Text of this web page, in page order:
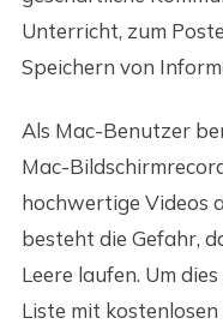
Unterricht, zum
Speichern von
Als Mac-Benutzer
Mac-
hochwertige Videos
besteht die Gefahr,
Leere laufen. Um
Liste mit